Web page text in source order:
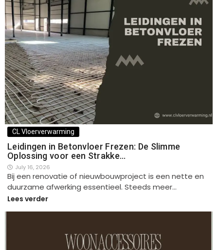
CL Vloerverwarming
Leidingen in Betonvloer Frezen: De Slimme
Oplossing voor een Strakke…
July 16, 2026
Bij een renovatie of nieuwbouwproject is een nette en
duurzame afwerking essentieel. Steeds meer…
Lees verder